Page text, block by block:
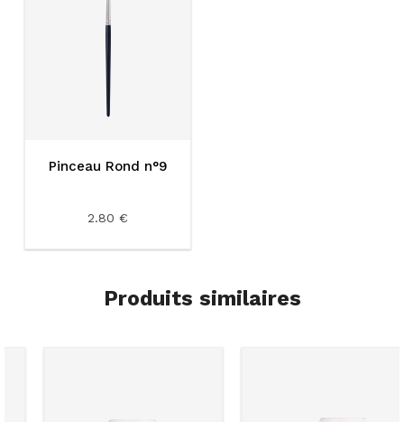
Pinceau Rond n°9
2.80 €
Produits similaires